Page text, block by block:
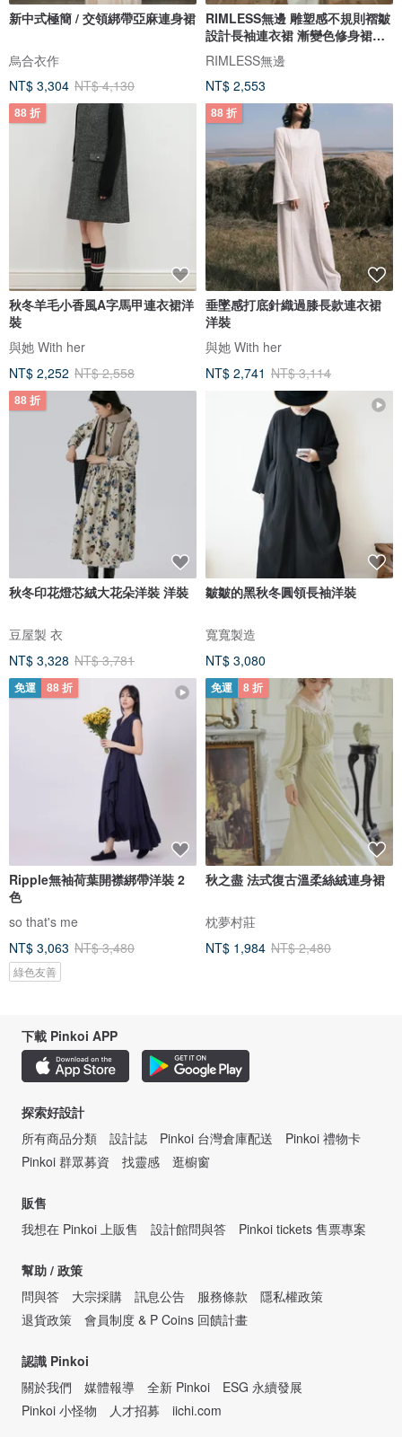
新中式極簡 / 交領綁帶亞麻連身裙
烏合衣作
NT$ 3,304 NT$ 4,130
RIMLESS無邊 雕塑感不規則褶皺
設計長袖連衣裙 漸變色修身裙秋
款
RIMLESS無邊
NT$ 2,553
88 折
秋冬羊毛小香風A字馬甲連衣裙洋
裝
與她 With her
NT$ 2,252 NT$ 2,558
88 折
垂墜感打底針織過膝長款連衣裙
洋裝
與她 With her
NT$ 2,741 NT$ 3,114
88 折
秋冬印花燈芯絨大花朵洋裝 洋裝
豆屋製 衣
NT$ 3,328 NT$ 3,781
皺皺的黑秋冬圓領長袖洋裝
寬寬製造
NT$ 3,080
免運 88 折
Ripple無袖荷葉開襟綁帶洋裝 2
色
so that's me
NT$ 3,063 NT$ 3,480
綠色友善
免運 8 折
秋之盡 法式復古溫柔絲絨連身裙
枕夢村莊
NT$ 1,984 NT$ 2,480
下載 Pinkoi APP
探索好設計
所有商品分類
設計誌 Pinkoi 台灣倉庫配送
Pinkoi 禮物卡
Pinkoi 群眾募資
找靈感 逛櫥窗
販售
我想在 Pinkoi 上販售
設計館問與答 Pinkoi tickets 售票專案
幫助 / 政策
問與答
大宗採購 訊息公告 服務條款
隱私權政策
退貨政策
會員制度 & P Coins 回饋計畫
認識 Pinkoi
關於我們
媒體報導 全新 Pinkoi
ESG 永續發展
Pinkoi 小怪物
人才招募 iichi.com